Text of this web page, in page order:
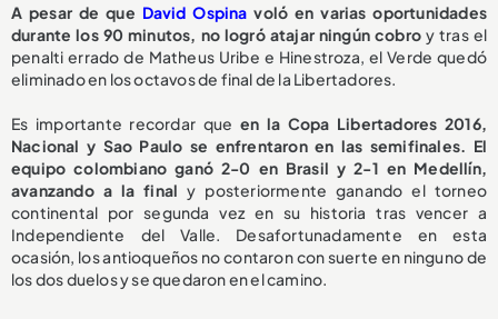
A pesar de que David Ospina voló en varias oportunidades
durante los 90 minutos, no logró atajar ningún cobro y tras el
penalti errado de Matheus Uribe e Hinestroza, el Verde quedó
eliminado en los octavos de final de la Libertadores.
Es importante recordar que en la Copa Libertadores 2016,
Nacional y Sao Paulo se enfrentaron en las semifinales. El
equipo colombiano ganó 2-0 en Brasil y 2-1 en Medellín,
avanzando a la final y posteriormente ganando el torneo
continental por segunda vez en su historia tras vencer a
Independiente del Valle. Desafortunadamente en esta
ocasión, los antioqueños no contaron con suerte en ninguno de
los dos duelos y se quedaron en el camino.